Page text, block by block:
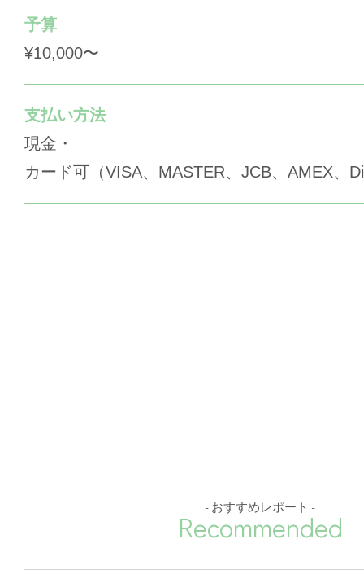
予算
¥10,000〜
支払い方法
現金・
カード可（VISA、MASTER、JCB、AMEX、
- おすすめレポート -
Recommended